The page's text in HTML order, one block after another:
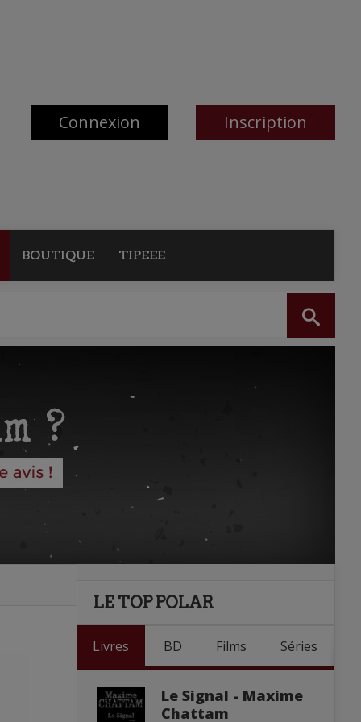
Connexion Inscription
BOUTIQUE TIPEEE
LE TOP POLAR
Livres BD Films Séries
Le Signal - Maxime
Chattam